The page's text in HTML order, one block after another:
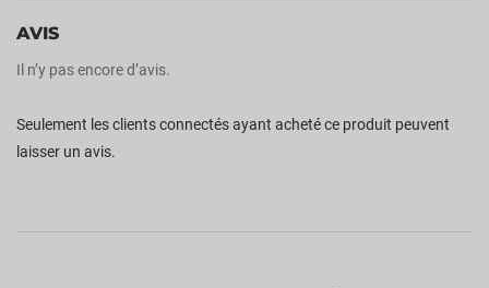
AVIS
Il n’y pas encore d’avis.
Seulement les clients connectés ayant acheté ce produit peuvent
laisser un avis.